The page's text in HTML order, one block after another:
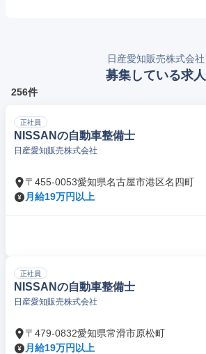
日産愛知販売株式会社
募集している求人
256件
正社員
NISSANの自動車整備士
日産愛知販売株式会社
〒455-0053愛知県名古屋市港区名四町
月給19万円以上
正社員
NISSANの自動車整備士
日産愛知販売株式会社
〒479-0832愛知県常滑市原松町
月給19万円以上